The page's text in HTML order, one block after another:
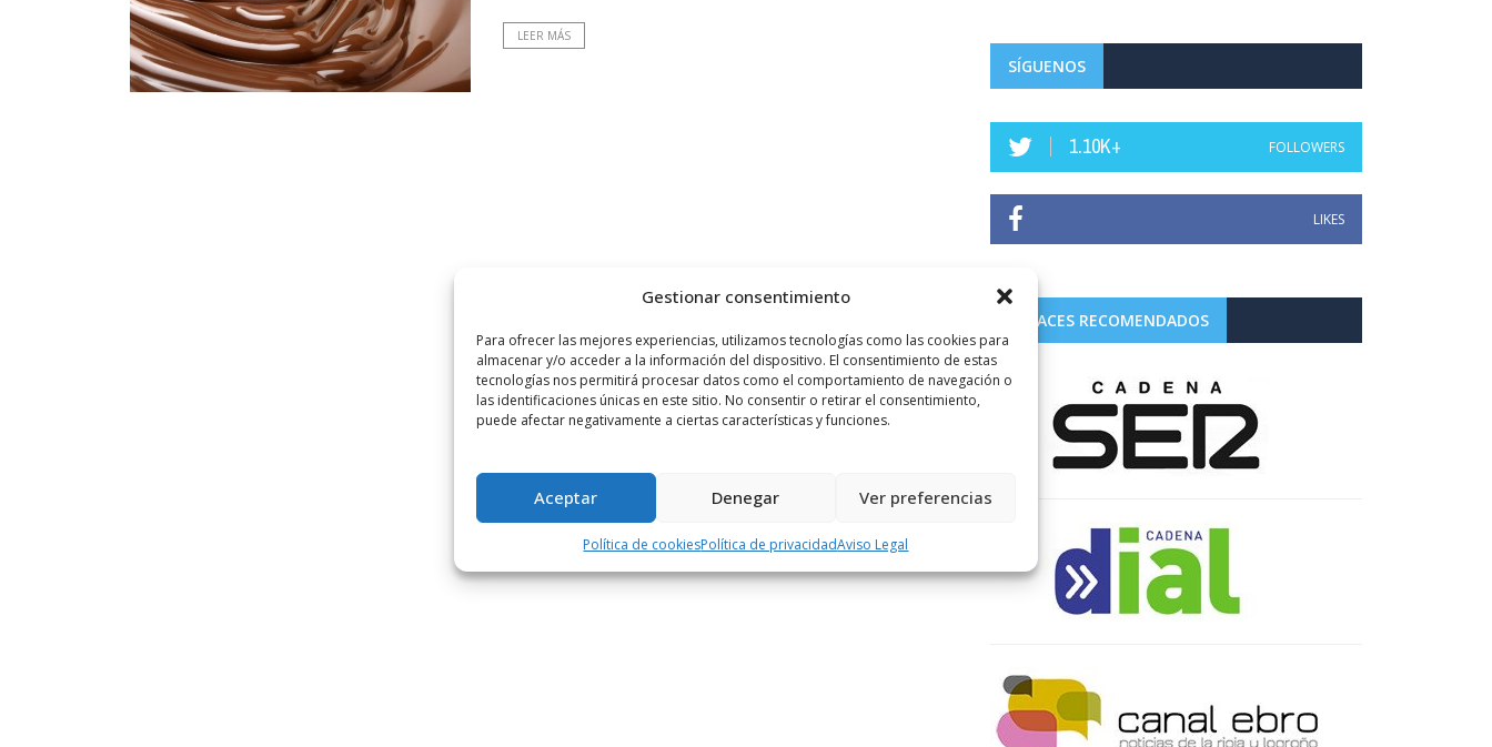
Gestionar consentimiento
Para ofrecer las mejores experiencias, utilizamos tecnologías como las cookies para
almacenar y/o acceder a la información del dispositivo. El consentimiento de estas
tecnologías nos permitirá procesar datos como el comportamiento de navegación o
las identificaciones únicas en este sitio. No consentir o retirar el consentimiento,
puede afectar negativamente a ciertas características y funciones.
Aceptar Denegar Ver preferencias
Política de cookiesPolítica de privacidadAviso Legal
LEER MÁS
SÍGUENOS
1.10K+ FOLLOWERS
LIKES
ENLACES RECOMENDADOS